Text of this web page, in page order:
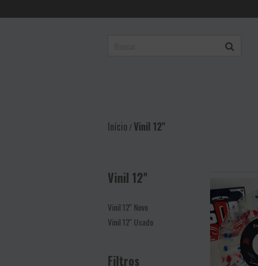
Início/Vinil 12''
Vinil 12''
Vinil 12'' Novo
Vinil 12'' Usado
Filtros